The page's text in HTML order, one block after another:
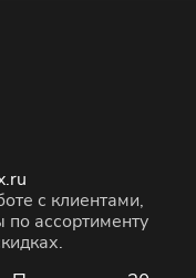
с клиентами,
по ассортименту